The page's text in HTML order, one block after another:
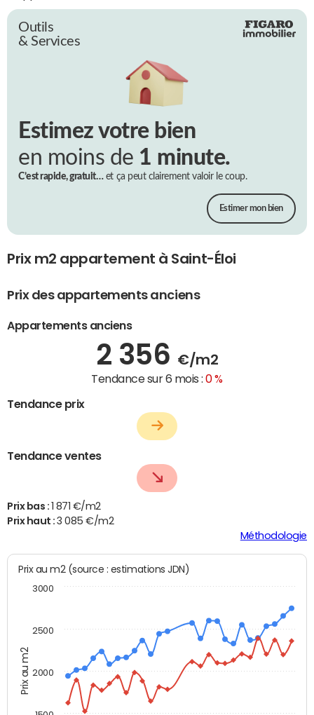
Outils
& Services
Estimez votre bien
en moins de 1 minute.
C’est rapide, gratuit…et ça peut clairement valoir le coup.
Estimer mon bien
Prix m2 appartement à Saint-Éloi
Prix des appartements anciens
Appartements anciens
2 356 €/m2
Tendance sur 6 mois :0 %
Tendance prix
Tendance ventes
Prix bas : 1 871 €/m2
Prix haut :3 085 €/m2
Méthodologie
Prix au m2
Prix au m2 (source : estimations JDN)
2000
2500
3000